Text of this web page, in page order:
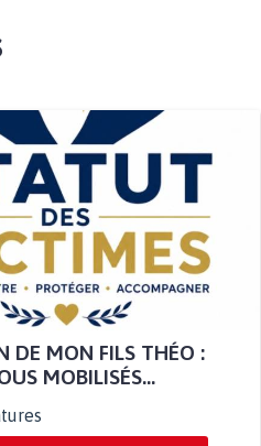
DE MON FILS THÉO :
MOBILISÉS...